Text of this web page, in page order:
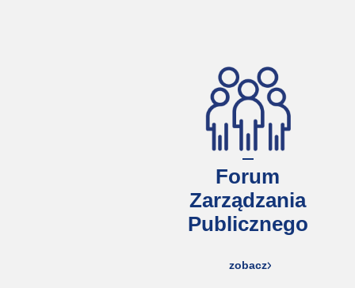
Forum
Zarządzania
Publicznego
zobacz